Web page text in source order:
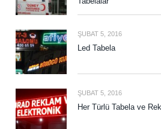
ŞUBAT 5, 2016
Led Tabela
ŞUBAT 5, 2016
Her Türlü Tabela ve